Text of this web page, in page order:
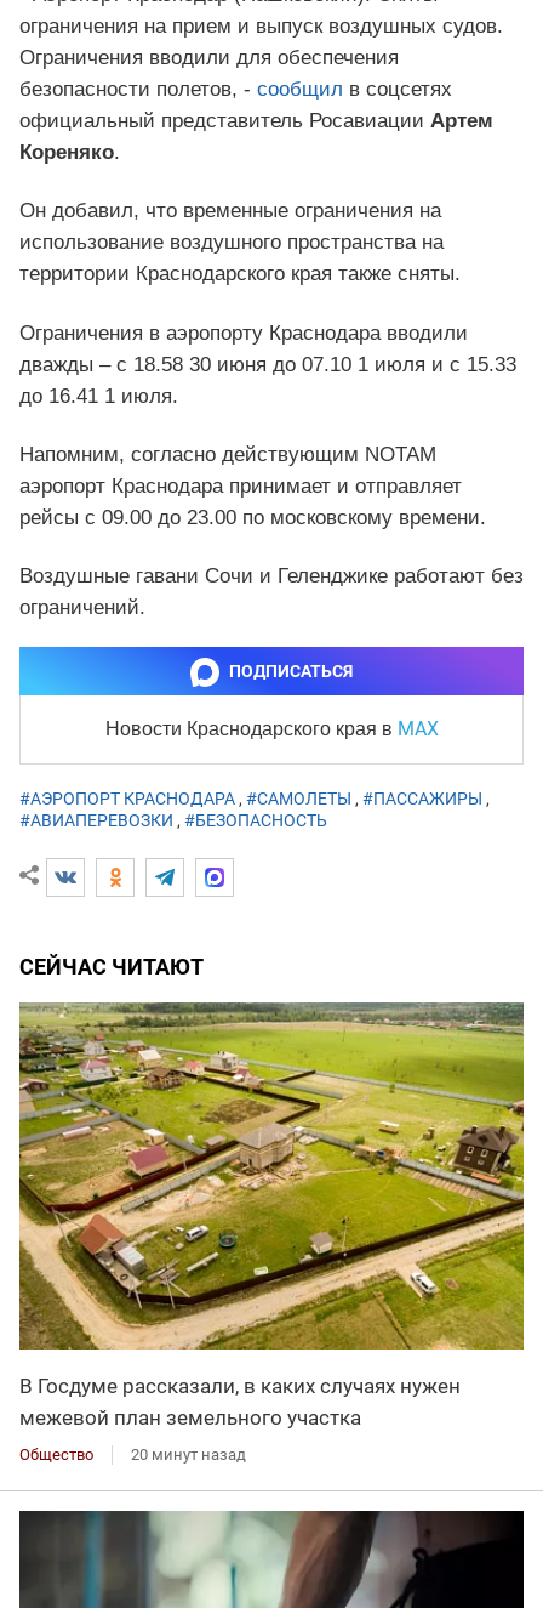
ограничения на прием и выпуск воздушных судов.
Ограничения вводили для обеспечения
безопасности полетов, - сообщил в соцсетях
официальный представитель Росавиации Артем
Кореняко.
Он добавил, что временные ограничения на
использование воздушного пространства на
территории Краснодарского края также сняты.
Ограничения в аэропорту Краснодара вводили
дважды – с 18.58 30 июня до 07.10 1 июля и с 15.33
до 16.41 1 июля.
Напомним, согласно действующим NOTAM
аэропорт Краснодара принимает и отправляет
рейсы с 09.00 до 23.00 по московскому времени.
Воздушные гавани Сочи и Геленджике работают без
ограничений.
ПОДПИСАТЬСЯ
Новости Краснодарского края в MAX
#АЭРОПОРТ КРАСНОДАРА , #САМОЛЕТЫ , #ПАССАЖИРЫ ,
#АВИАПЕРЕВОЗКИ , #БЕЗОПАСНОСТЬ
СЕЙЧАС ЧИТАЮТ
В Госдуме рассказали, в каких случаях нужен
межевой план земельного участка
Общество 20 минут назад